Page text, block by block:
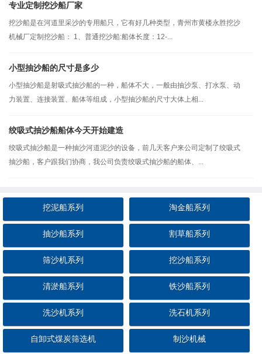
专业定制挖沙船厂家
挖沙船是在河道里采沙的专用船只，它有好几种类型，青州市黄楼永胜挖沙
机械厂定制挖沙船： 1、普通挖沙船:船体长度：12-...
小型抽沙船的尺寸是多少
小型抽沙船是射吸式抽沙船的一种，船体不大，一般由抽沙泵、打水泵、动
力装置、连接装置、船体等组成，小型抽沙船的尺寸大体上相...
绞吸式抽沙船船体今天开始建造
绞吸式抽沙船是一种抽沙河道泥沙的设备，前几天客户来公司定制了绞吸式
抽沙船，客户跟我们协商，我公司负责绞吸式抽沙船的船体、...
挖泥船系列 淘金船系列
抽沙船系列 割草船系列
筛沙机系列 挖沙船系列
清淤船系列 铁沙船系列
洗沙机系列 洗石机系列
自卸式煤炭筛选机 制沙机械